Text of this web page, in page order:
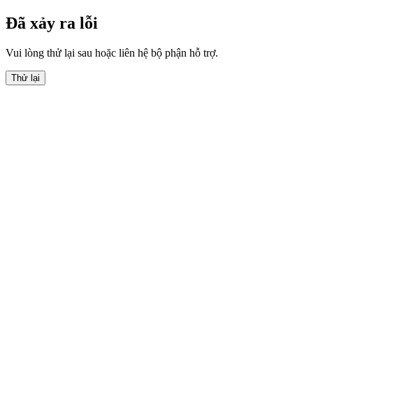
Đã xảy ra lỗi
Vui lòng thử lại sau hoặc liên hệ bộ phận hỗ trợ.
Thử lại